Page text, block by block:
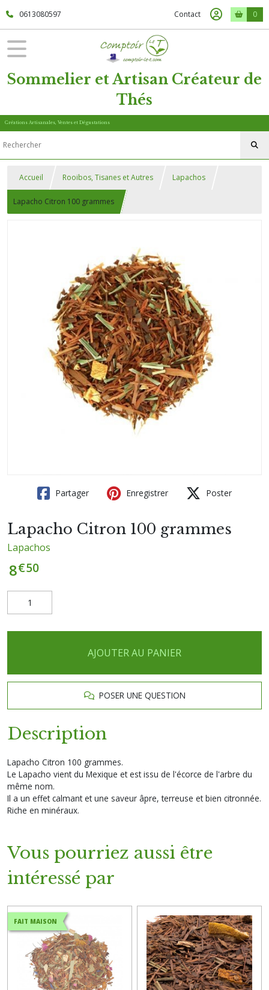
0613080597 Contact 0
Sommelier et Artisan Créateur de
Thés
Créations Artisanales, Ventes et Dégustations
Accueil Rooibos, Tisanes et Autres Lapachos
Lapacho Citron 100 grammes
Partager Enregistrer Poster
Lapacho Citron 100 grammes
Lapachos
8€50
AJOUTER AU PANIER
POSER UNE QUESTION
Description
Lapacho Citron 100 grammes.
Le Lapacho vient du Mexique et est issu de l'écorce de l'arbre du
même nom.
Il a un effet calmant et une saveur âpre, terreuse et bien citronnée.
Riche en minéraux.
Vous pourriez aussi être
intéressé par
FAIT MAISON